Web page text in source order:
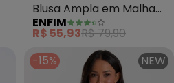
Blusa Ampla em Malha
(Off White)
ENFIM
R$ 55,93R$ 79,90
-15% NEW